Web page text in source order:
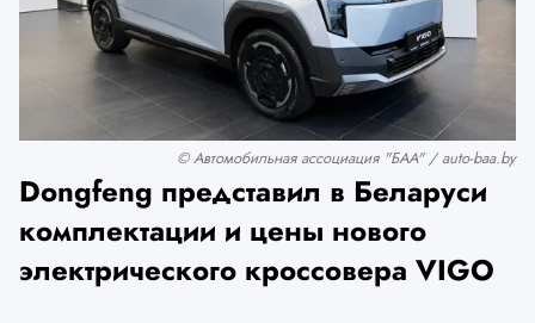
© Автомобильная ассоциация "БАА" / auto-baa.by
Dongfeng представил в Беларуси
комплектации и цены нового
электрического кроссовера VIGO